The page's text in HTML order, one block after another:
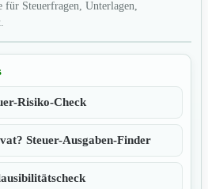
für Steuerfragen, Unterlagen,
Risiko-Check
Steuer-Ausgaben-Finder